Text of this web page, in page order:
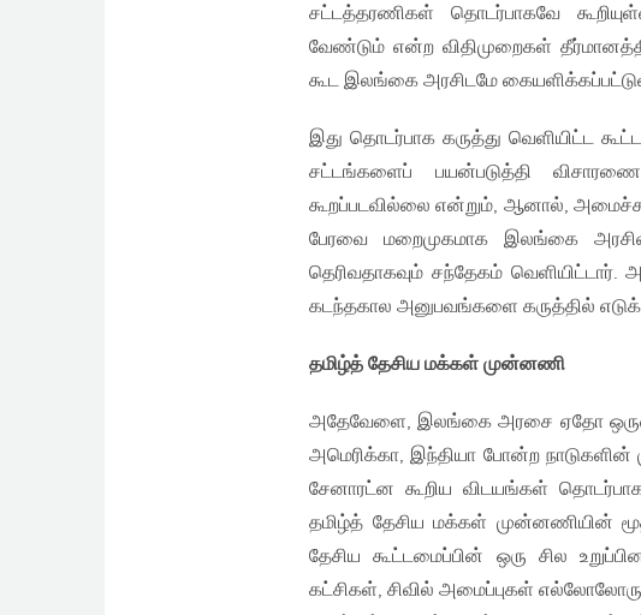
சட்டத்தரணிகள் தொடர்பாகவே
வேண்டும் என்ற விதிமுறைகள்
கூட இலங்கை அரசிடமே
இது தொடர்பாக கருத்து வெளியிட்ட
சட்டங்களைப் பயன்படுத்தி
கூறப்படவில்லை என்றும், ஆனால்,
பேரவை மறைமுகமாக இலங்கை
தெரிவதாகவும் சந்தேகம்
கடந்தகால அனுபவங்களை கருத்தில்
தமிழ்த் தேசிய மக்கள் முன்னணி
அதேவேளை, இலங்கை அரசை ஏதோ
அமெரிக்கா, இந்தியா போன்ற நாடுகளின்
சேனாரட்ன கூறிய விடயங்கள்
தமிழ்த் தேசிய மக்கள் முன்னணியின்
தேசிய கூட்டமைப்பின் ஒரு சில
கட்சிகள், சிவில் அமைப்புகள்